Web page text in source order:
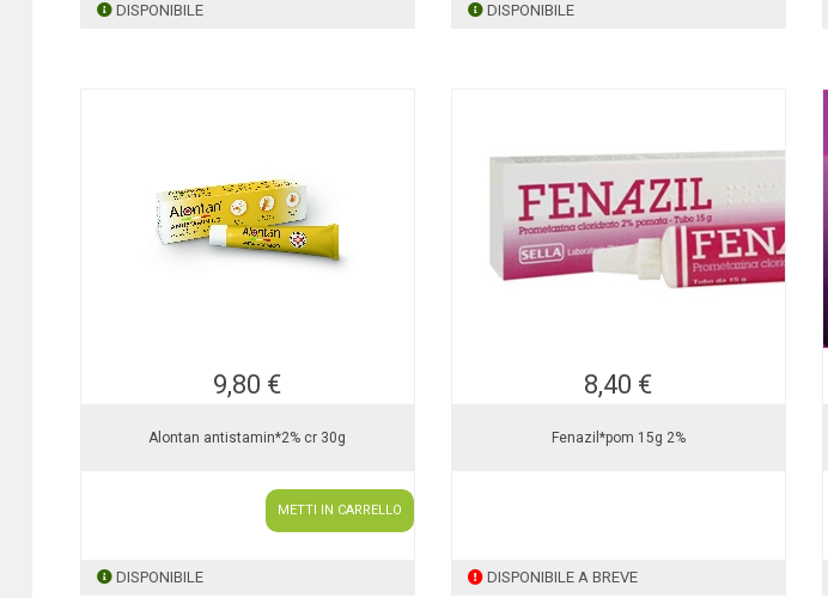
DISPONIBILE DISPONIBILE
9,80 €
Alontan antistamin*2% cr 30g
METTI IN CARRELLO
DISPONIBILE
8,40 €
Fenazil*pom 15g 2%
DISPONIBILE A BREVE